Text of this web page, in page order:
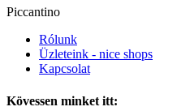
Piccantino
Rólunk
Üzleteink - nice shops
Kapcsolat
Kövessen minket itt: